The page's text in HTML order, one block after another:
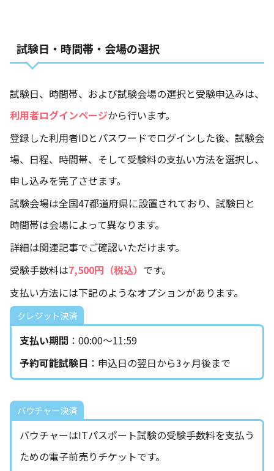
試験日・時間帯・会場の選択
試験日、時間帯、および試験会場の選択と受験申込みは、
利用者ログインページから行います。
登録した利用者IDとパスワードでログインした後、試験会
場、日程、時間帯、そして受験料の支払い方法を選択し、
申し込みを完了させます。
試験会場は全国47都道府県に設置されており、試験日と
時間帯は会場によって異なります。
詳細は関連記事でご確認いただけます。
受験手数料は7,500円（税込） です。
支払い方法には下記のようなオプションがあります。
クレジット決済
支払い期間 ：00:00～11:59
予約可能試験日 ：申込日の翌日から3ヶ月後まで
バウチャー決済
バウチャーはITパスポート試験の受験手数料を支払う
ための電子前売りチケットです。